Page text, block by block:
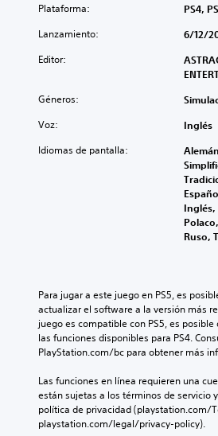
Plataforma: PS4,
Lanzamiento: 6/12/
Editor:
Géneros:
Voz: Inglés
Idiomas de pantalla:
Inglés,
Ruso,
Para jugar a este juego en PS5, es
actualizar el software a la versión más
juego es compatible con PS5, es
las funciones disponibles para PS4.
PlayStation.com/bc para obtener más
Las funciones en línea requieren una
están sujetas a los términos de servicio
política de privacidad (playstation.com/
playstation.com/legal/privacy-policy).